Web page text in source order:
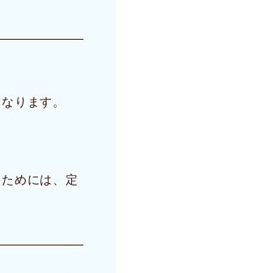
ります。
めには、定